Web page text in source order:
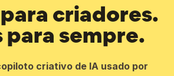
criadores.
para sempre.
criativo de IA usado por